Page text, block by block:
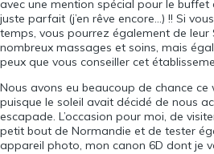
avec une mention spécial pour le
juste parfait (j’en rêve encore…) !! Si
temps, vous pourrez également de leur
nombreux massages et soins, mais
peux que vous conseiller cet
Nous avons eu beaucoup de chance
puisque le soleil avait décidé de nous
escapade. L’occasion pour moi, de
petit bout de Normandie et de tester
appareil photo, mon canon 6D dont je